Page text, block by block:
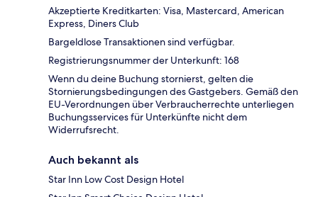
Akzeptierte Kreditkarten: Visa, Mastercard, American
Express, Diners Club
Bargeldlose Transaktionen sind verfügbar.
Registrierungsnummer der Unterkunft: 168
Wenn du deine Buchung stornierst, gelten die
Stornierungsbedingungen des Gastgebers. Gemäß den
EU-Verordnungen über Verbraucherrechte unterliegen
Buchungsservices für Unterkünfte nicht dem
Widerrufsrecht.
Auch bekannt als
Star Inn Low Cost Design Hotel